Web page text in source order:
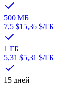
500 МБ
7,5 $15,36 $/ГБ
1 ГБ
5,31 $5,31 $/ГБ
15 дней